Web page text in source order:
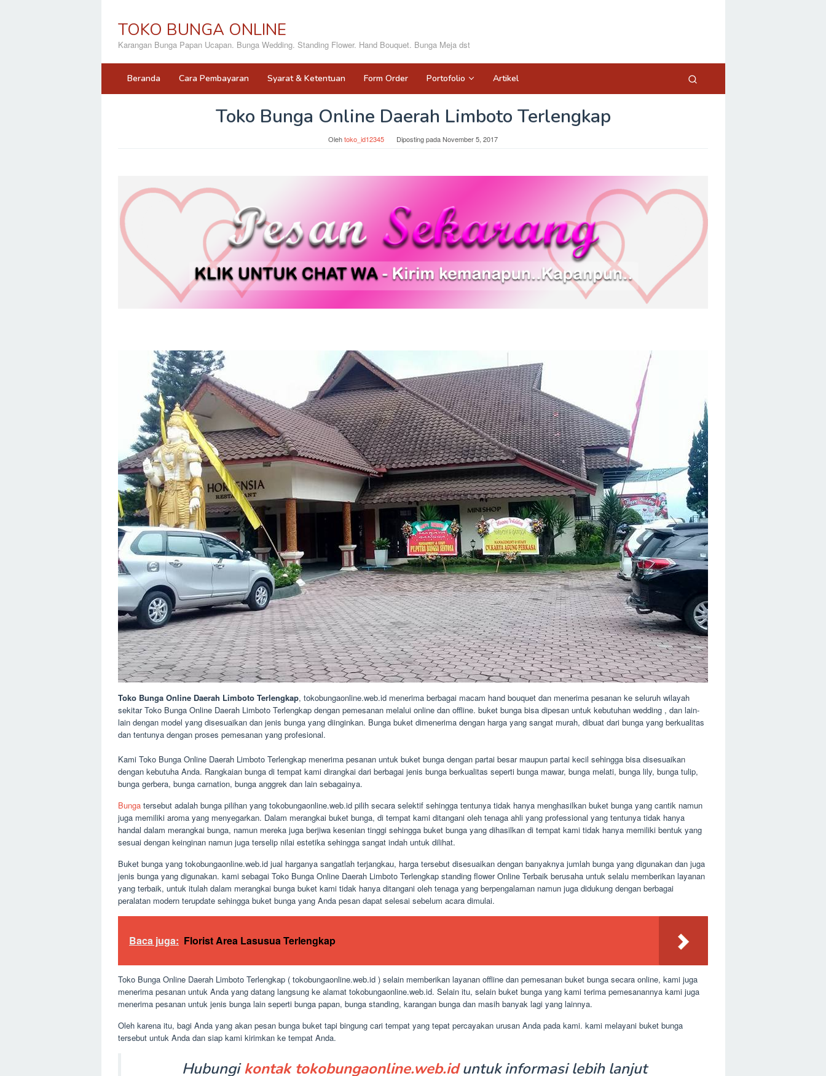
TOKO BUNGA ONLINE
Karangan Bunga Papan Ucapan. Bunga Wedding. Standing Flower. Hand Bouquet. Bunga Meja dst
Beranda Cara Pembayaran Syarat & Ketentuan Form Order Portofolio Artikel
Toko Bunga Online Daerah Limboto Terlengkap
Olehtoko_id12345 Diposting padaNovember 5, 2017
Toko Bunga Online Daerah Limboto Terlengkap, tokobungaonline.web.id menerima berbagai macam hand bouquet dan menerima pesanan ke seluruh wilayah
sekitar Toko Bunga Online Daerah Limboto Terlengkap dengan pemesanan melalui online dan offline. buket bunga bisa dipesan untuk kebutuhan wedding , dan lain-
lain dengan model yang disesuaikan dan jenis bunga yang diinginkan. Bunga buket dimenerima dengan harga yang sangat murah, dibuat dari bunga yang berkualitas
dan tentunya dengan proses pemesanan yang profesional.
Kami Toko Bunga Online Daerah Limboto Terlengkap menerima pesanan untuk buket bunga dengan partai besar maupun partai kecil sehingga bisa disesuaikan
dengan kebutuha Anda. Rangkaian bunga di tempat kami dirangkai dari berbagai jenis bunga berkualitas seperti bunga mawar, bunga melati, bunga lily, bunga tulip,
bunga gerbera, bunga carnation, bunga anggrek dan lain sebagainya.
Bunga tersebut adalah bunga pilihan yang tokobungaonline.web.id pilih secara selektif sehingga tentunya tidak hanya menghasilkan buket bunga yang cantik namun
juga memiliki aroma yang menyegarkan. Dalam merangkai buket bunga, di tempat kami ditangani oleh tenaga ahli yang professional yang tentunya tidak hanya
handal dalam merangkai bunga, namun mereka juga berjiwa kesenian tinggi sehingga buket bunga yang dihasilkan di tempat kami tidak hanya memiliki bentuk yang
sesuai dengan keinginan namun juga terselip nilai estetika sehingga sangat indah untuk dilihat.
Buket bunga yang tokobungaonline.web.id jual harganya sangatlah terjangkau, harga tersebut disesuaikan dengan banyaknya jumlah bunga yang digunakan dan juga
jenis bunga yang digunakan. kami sebagai Toko Bunga Online Daerah Limboto Terlengkap standing flower Online Terbaik berusaha untuk selalu memberikan layanan
yang terbaik, untuk itulah dalam merangkai bunga buket kami tidak hanya ditangani oleh tenaga yang berpengalaman namun juga didukung dengan berbagai
peralatan modern terupdate sehingga buket bunga yang Anda pesan dapat selesai sebelum acara dimulai.
Baca juga: Florist Area Lasusua Terlengkap
Toko Bunga Online Daerah Limboto Terlengkap ( tokobungaonline.web.id ) selain memberikan layanan offline dan pemesanan buket bunga secara online, kami juga
menerima pesanan untuk Anda yang datang langsung ke alamat tokobungaonline.web.id. Selain itu, selain buket bunga yang kami terima pemesanannya kami juga
menerima pesanan untuk jenis bunga lain seperti bunga papan, bunga standing, karangan bunga dan masih banyak lagi yang lainnya.
Oleh karena itu, bagi Anda yang akan pesan bunga buket tapi bingung cari tempat yang tepat percayakan urusan Anda pada kami. kami melayani buket bunga
tersebut untuk Anda dan siap kami kirimkan ke tempat Anda.
Hubungi kontak tokobungaonline.web.iduntuk informasi lebih lanjut